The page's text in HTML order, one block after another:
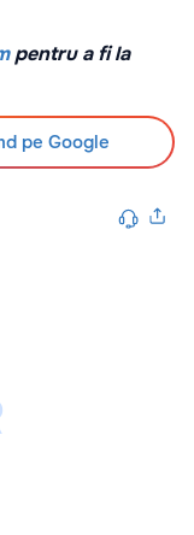
pentru a fi la
pe Google